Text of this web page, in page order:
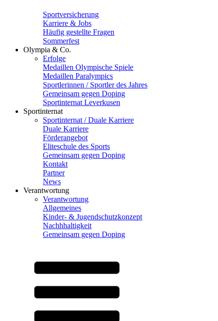
Sportversicherung
Karriere & Jobs
Häufig gestellte Fragen
Sommerfest
Olympia & Co.
Erfolge
Medaillen Olympische Spiele
Medaillen Paralympics
Sportlerinnen / Sportler des Jahres
Gemeinsam gegen Doping
Sportinternat Leverkusen
Sportinternat
Sportinternat / Duale Karriere
Duale Karriere
Förderangebot
Eliteschule des Sports
Gemeinsam gegen Doping
Kontakt
Partner
News
Verantwortung
Verantwortung
Allgemeines
Kinder- & Jugendschutzkonzept
Nachhhaltigkeit
Gemeinsam gegen Doping